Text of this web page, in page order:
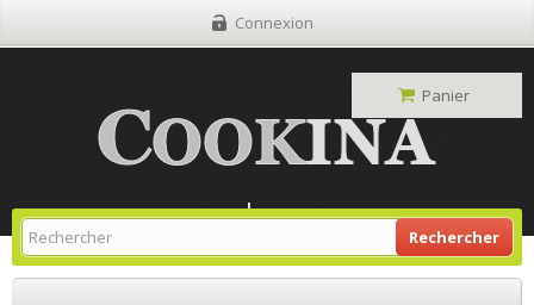
Connexion
Rechercher
Panier
Site Grill Gaz Retour À L'accueil